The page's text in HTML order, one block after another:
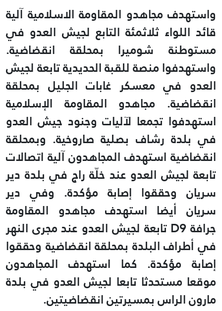
واستهدف مجاهدو المقاومة الاسلامية آلية
قائد اللواء ثلاثمئة التابع لجيش العدو في
مستوطنة شوميرا بمحلقة انقضاضية.
واستهدفوا منصة للقبة الحديدية تابعة لجيش
العدو في معسكر غابات الجليل بمحلقة
انقضاضية. مجاهدو المقاومة الإسلامية
استهدفوا تجمعا لآليات وجنود جيش العدو
في بلدة رشاف بصلية صاروخية. وبمحلقة
انقضاضية استهدف المجاهدون آلية اتصالات
تابعة لجيش العدو عند خلّة راج في بلدة دير
سريان وحققوا إصابة مؤكدة. وفي دير
سريان أيضا استهدف مجاهدو المقاومة
جرافةD9
تابعة لجيش العدو عند مجرى النهر
في أطراف البلدة بمحلقة انقضاضية وحققوا
إصابة مؤكدة. كما استهدف المجاهدون
موقعا مستحدثا تابعا لجيش العدو في بلدة
مارون الراس بمسيرتين انقضاضيتين.